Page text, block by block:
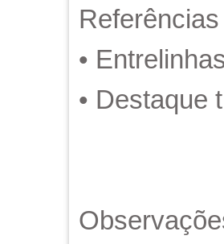
Referências
•
• Destaque